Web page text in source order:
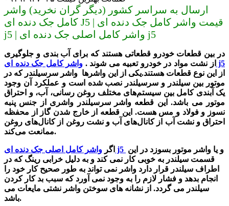
ارسال به سراسر کشور (دیگر گران نخرید) واشر
کامل جک دنده ای J5 | قیمت واشر کامل جک دنده ای
j5 | واشر کامل اصلی جک دنده ای j5
در بین قطعات خودرو قطعاتی هستند که برای آب بندی و جلوگیری
از نشت مواد در خودرو تعبیه می شوند . واشر کامل جک دنده ای j5
از این نوع قطعات هستند.یکی از این واشرها واشر سرسیلندر که در
موتور بین سیلندر و سرسیلندر نصب شده است و عملکرد آن وجود
یک آبندی کامل بین سیستم‌های مختلف روغن رسانی، آب، و احتراق
موتور می باشد. این قطعه واشر سرسیلندر واشری از جنس پنبه
نسوز و فولاد و مس هست. این قطعه از خارج شدن گاز از محفظه
احتراق و نشت آب از کانال‌های آب و نشت روغن از کانال‌های روغن
ممانعت می‌کند.
اگر واشر کامل اصلی جک دنده ای j5
قسمت سیلندر به خوبی کار نمی کند و به دلیل خرابی رینگ که در
اطراف سیلندر قرار دارد واشر نمی تواند به طور صحیح کار خود را
انجام بدهد و فشار لازم را به وجود نمی آورد که سبب بد کار کردن
سیلندر می گردد. از نشانه های سوختن واشر نشتی مایعات می
باشد.